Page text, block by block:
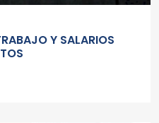
Y SALARIOS